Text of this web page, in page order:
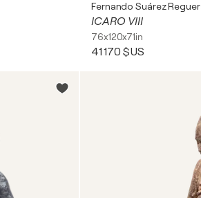
Fernando Suárez
ICARO VIII
76x120x71in
41 170 $US